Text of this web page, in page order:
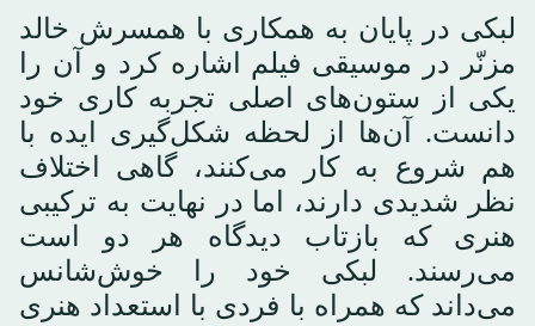
لبکی در پایان به همکاری با همسرش خالد
مزنّر در موسیقی فیلم اشاره کرد و آن را
یکی از ستون‌های اصلی تجربه کاری خود
دانست. آن‌ها از لحظه شکل‌گیری ایده با
هم شروع به کار می‌کنند، گاهی اختلاف
نظر شدیدی دارند، اما در نهایت به ترکیبی
هنری که بازتاب دیدگاه هر دو است
می‌رسند. لبکی خود را خوش‌شانس
می‌داند که همراه با فردی با استعداد هنری